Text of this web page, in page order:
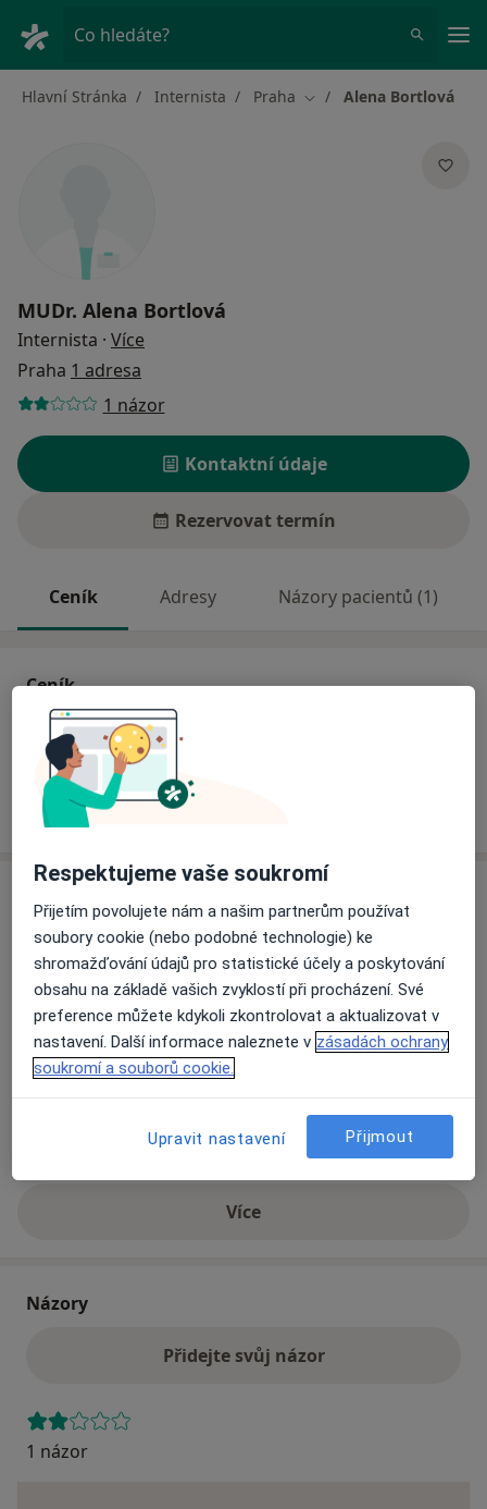
Co hledáte?
Hlavní Stránka Internista Praha Změna města
Alena Bortlová
MUDr. Alena Bortlová
Internista · Více
Praha 1 adresa
1 názor
Kontaktní údaje
Rezervovat termín
Ceník Adresy Názory pacientů (1)
Ceník
Informace o službách a cenách nejsou k dispozici
Tento specialista ještě nepřidával žádné informace o
svých službách.
Adresa
VFN v Praze
Kateřinská 19, Praha120 00
Přiblížit mapuse otevře v nové záložce
Co mám v takové situaci udělat?
Víceo adrese
Názory
Přidejte svůj názor
1 názor
Respektujeme vaše soukromí
Přijetím povolujete nám a našim partnerům používat
soubory cookie (nebo podobné technologie) ke
shromažďování údajů pro statistické účely a poskytování
obsahu na základě vašich zvyklostí při procházení. Své
preference můžete kdykoli zkontrolovat a aktualizovat v
nastavení. Další informace naleznete v zásadách ochrany
soukromí a souborů cookie.
Upravit nastavení Přijmout